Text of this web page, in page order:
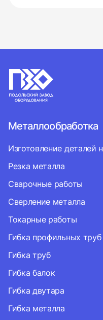
Металлообработка
Изготовление деталей
Резка металла
Сварочные работы
Сверление металла
Токарные работы
Гибка профильных труб
Гибка труб
Гибка балок
Гибка двутара
Гибка металла